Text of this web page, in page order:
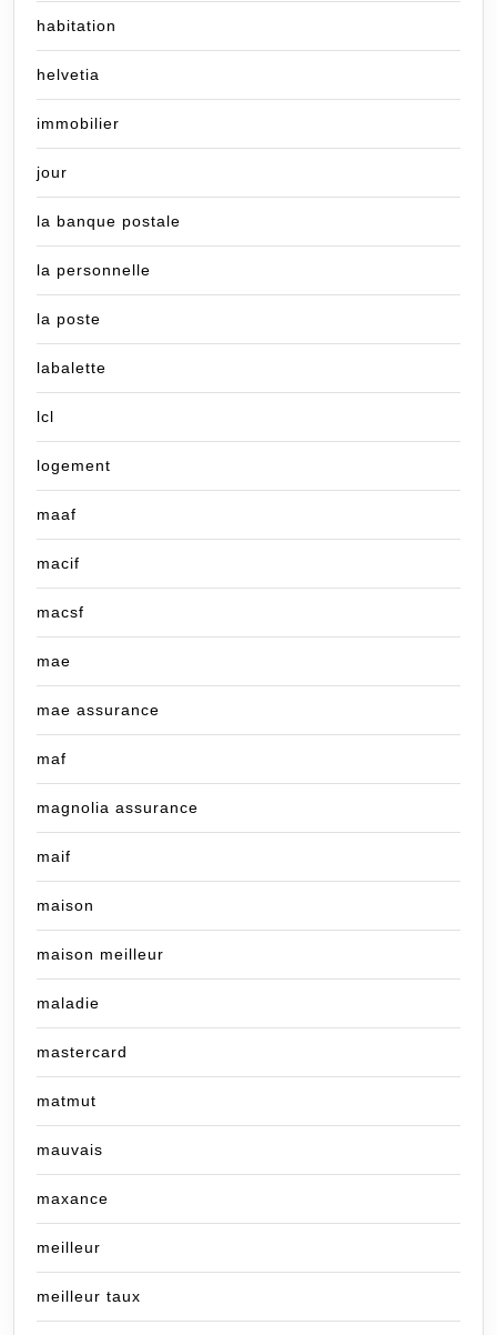
habitation
helvetia
immobilier
jour
la banque postale
la personnelle
la poste
labalette
lcl
logement
maaf
macif
macsf
mae
mae assurance
maf
magnolia assurance
maif
maison
maison meilleur
maladie
mastercard
matmut
mauvais
maxance
meilleur
meilleur taux